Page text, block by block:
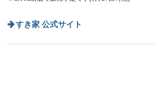
すき家 公式サイト